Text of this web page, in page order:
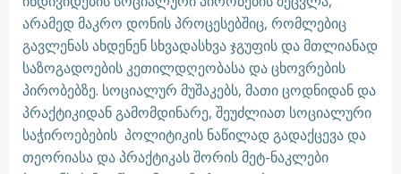
არამედ მაკრო დონის პროცესებშიც, რომლებიც
გავლენას ახდენენ სხვადასხვა ჯგუფის და მთლიანად
საზოგადოების კეთილდღეობასა და ცხოვრების
პირობებზე. სოციალურ მუშაკებს, მათი ცოდნიდან და
პრაქტიკიდან გამომდინარე, შეუძლიათ სოციალური
საჭიროებების პოლიტიკის ნაწილად გადაქცევა და
თეორიასა და პრაქტიკას შორის მეტ-ნაკლები